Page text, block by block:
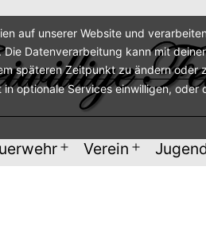
MenüVerein Menü
auf unserer Website und
Datenverarbeitung kann mit
späteren Zeitpunkt zu ändern oder
optionale Services einwilligen,